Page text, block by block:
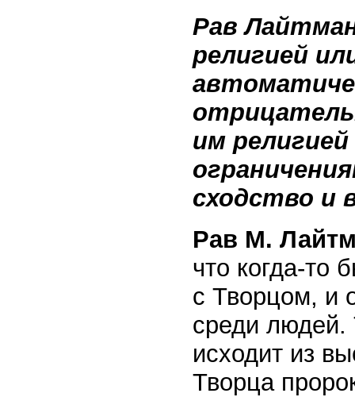
Рав
религией
им
сходство и
Рав М.
что когда-то
с Творцом, и
среди людей.
исходит из
Творца